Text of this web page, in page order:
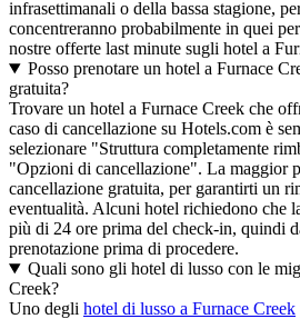
infrasettimanali o della bassa stagione,
concentreranno probabilmente in quei
nostre offerte last minute sugli hotel a
Posso prenotare un hotel a Furnace
gratuita?
Trovare un hotel a Furnace Creek che
caso di cancellazione su Hotels.com è
selezionare "Struttura completamente
"Opzioni di cancellazione". La maggior
cancellazione gratuita, per garantirti un
eventualità. Alcuni hotel richiedono che
più di 24 ore prima del check-in, quindi
prenotazione prima di procedere.
Quali sono gli hotel di lusso con le
Creek?
Uno degli hotel di lusso a Furnace Creek